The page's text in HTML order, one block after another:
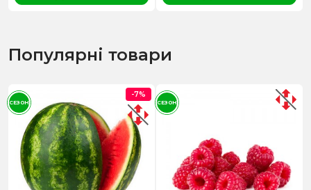
Популярні товари
-7%
СЕЗОН СЕЗОН